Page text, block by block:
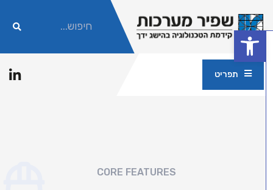
פתח סרגל נגישות
תפריט
CORE FEATURES